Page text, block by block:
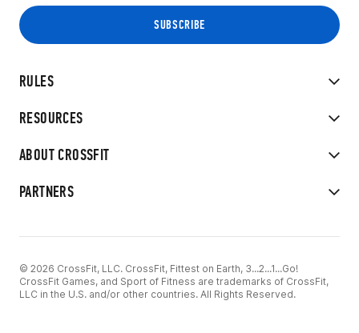
RULES
RESOURCES
ABOUT CROSSFIT
PARTNERS
© 2026 CrossFit, LLC. CrossFit, Fittest on Earth, 3...2...1...Go!
CrossFit Games, and Sport of Fitness are trademarks of CrossFit,
LLC in the U.S. and/or other countries. All Rights Reserved.